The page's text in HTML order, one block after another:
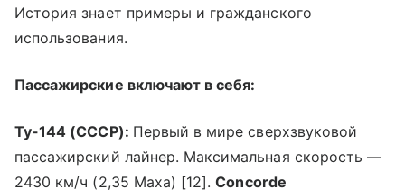
История знает примеры и гражданского
использования.
Пассажирские включают в себя:
Ту-144 (СССР): Первый в мире сверхзвуковой
пассажирский лайнер. Максимальная скорость —
2430 км/ч (2,35 Маха) [12].Concorde